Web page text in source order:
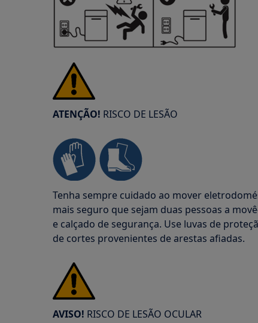
ATENÇÃO! RISCO DE LESÃO
Tenha sempre cuidado ao mover
mais seguro que sejam duas pessoas a
e calçado de segurança. Use luvas de
de cortes provenientes de arestas afiadas.
AVISO! RISCO DE LESÃO OCULAR